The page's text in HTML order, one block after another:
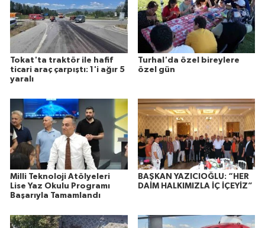
Tokat'ta traktör ile hafif
ticari araç çarpıştı: 1'i ağır 5
yaralı
Turhal'da özel bireylere
özel gün
Milli Teknoloji Atölyeleri
Lise Yaz Okulu Programı
Başarıyla Tamamlandı
BAŞKAN YAZICIOĞLU: “HER
DAİM HALKIMIZLA İÇ İÇEYİZ”